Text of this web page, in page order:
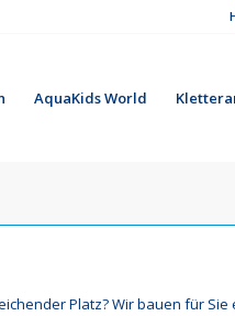
AquaKids World
Platz? Wir bauen für